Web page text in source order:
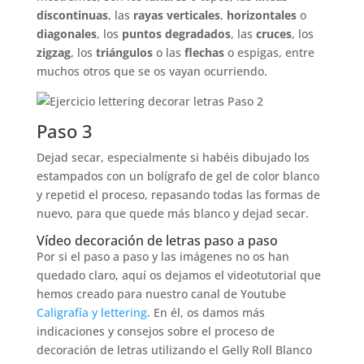
discontinuas, las rayas verticales, horizontaleso
diagonales, los puntos degradados, las cruces, los
zigzag, los triánguloso las flechaso espigas, entre
muchos otros que se os vayan ocurriendo.
Paso 3
Dejad secar, especialmente si habéis dibujado los
estampados con un bolígrafo de gel de color blanco
y repetid el proceso, repasando todas las formas de
nuevo, para que quede más blanco y dejad secar.
Vídeo decoración de letras paso a paso
Por si el paso a paso y las imágenes no os han
quedado claro, aquí os dejamos el videotutorial que
hemos creado para nuestro canal de Youtube
Caligrafía y lettering. En él, os damos más
indicaciones y consejos sobre el proceso de
decoración de letras utilizando el Gelly Roll Blanco